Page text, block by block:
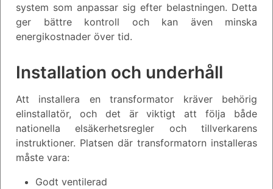
system som anpassar sig efter belastningen. Detta
ger bättre kontroll och kan även minska
energikostnader över tid.
Installation och underhåll
Att installera en transformator kräver behörig
elinstallatör, och det är viktigt att följa både
nationella elsäkerhetsregler och tillverkarens
instruktioner. Platsen där transformatorn installeras
måste vara:
Godt ventilerad